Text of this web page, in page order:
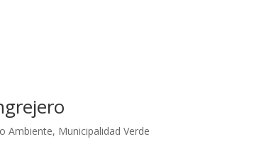
Ambiente, Municipalidad Verde